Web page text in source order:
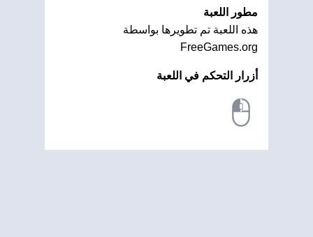
مطور اللعبة
هذه اللعبة تم تطويرها بواسطة
FreeGames.org
أزرار التحكم في اللعبة